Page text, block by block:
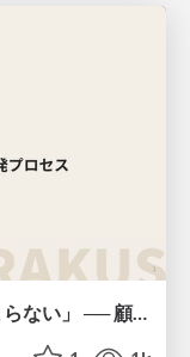
「顧客の声を聞かなければ何も始まらない」 ── 顧客の声から生まれた『AI返信補助機能』の開発プロセス / AICon2026_shikata_imai